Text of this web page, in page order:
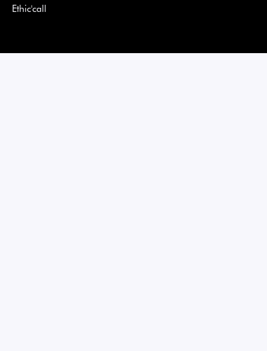
Ethic'call